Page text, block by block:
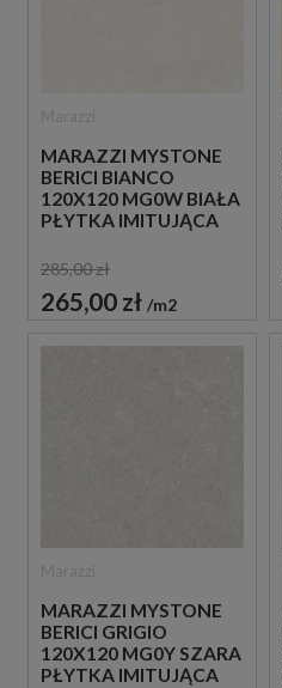
MARAZZI MYSTONE
BERICI BIANCO
120X120 MG0W BIAŁA
PŁYTKA IMITUJĄCA
285,00 zł
265,00 zł m2
MARAZZI MYSTONE
BERICI GRIGIO
120X120 MG0Y SZARA
PŁYTKA IMITUJĄCA